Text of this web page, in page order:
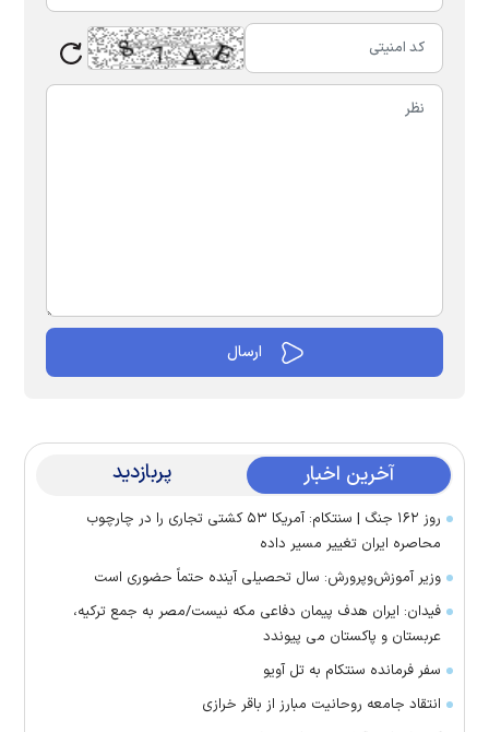
آخرین اخبار پربازدید
روز ۱۶۲ جنگ | سنتکام: آمریکا ۵۳ کشتی تجاری را در چارچوب
محاصره ایران تغییر مسیر داده
وزیر آموزش‌وپرورش: سال تحصیلی آینده حتماً حضوری است
فیدان: ایران هدف پیمان دفاعی مکه نیست/مصر به جمع ترکیه،
عربستان و پاکستان می پیوندد
سفر فرمانده سنتکام به تل آویو
انتقاد جامعه روحانیت مبارز از باقر خرازی